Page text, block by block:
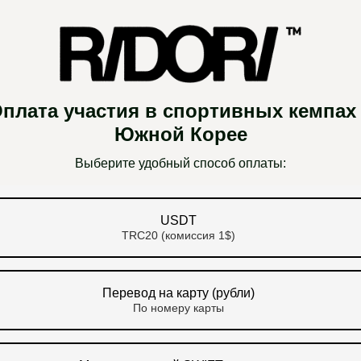
участия в спортивных кемпах
Южной Корее
Выберите удобный способ оплаты:
USDT
TRC20 (комиссия 1$)
Перевод на карту (рубли)
По номеру карты